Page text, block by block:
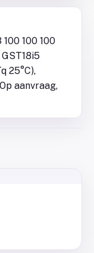
100 100
25°C),
aanvraag,